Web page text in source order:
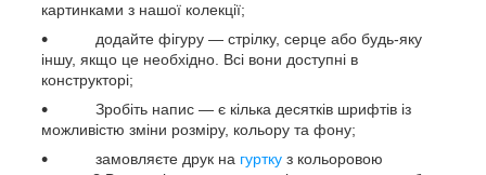
картинками з нашої колекції;
додайте фігуру — стрілку, серце або будь-яку
іншу, якщо це необхідно. Всі вони доступні в
конструкторі;
Зробіть напис — є кілька десятків шрифтів із
можливістю зміни розміру, кольору та фону;
замовляєте друк на гуртку з кольоровою